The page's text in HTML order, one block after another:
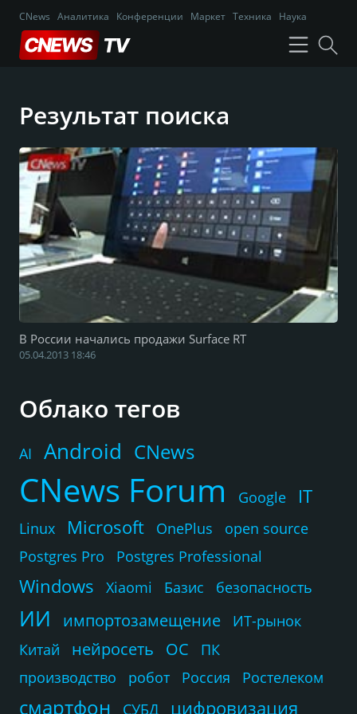
CNews Аналитика Конференции Маркет Техника Наука
Результат поиска
В России начались продажи Surface RT
05.04.2013 18:46
Облако тегов
AI Android CNews
CNews Forum Google IT
Linux Microsoft OnePlus
open source
Postgres Pro
Postgres Professional
Windows Xiaomi Базис безопасность
ИИ импортозамещение
ИТ-рынок
Китай
нейросеть ОС
ПК
производство
робот Россия Ростелеком
смартфон СУБД цифровизация